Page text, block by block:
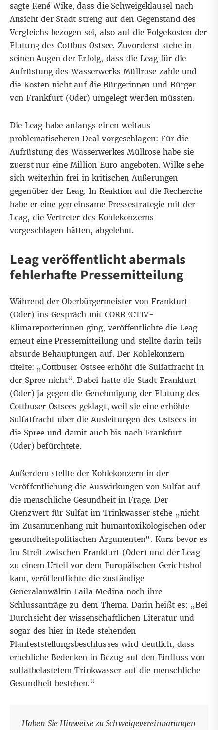
sagte René Wike, dass die Schweigeklausel nach
Ansicht der Stadt streng auf den Gegenstand des
Vergleichs bezogen sei, also auf die Folgekosten der
Flutung des Cottbus Ostsee. Zuvorderst stehe in
seinen Augen der Erfolg, dass die Leag für die
Aufrüstung des Wasserwerks Müllrose zahle und
die Kosten nicht auf die Bürgerinnen und Bürger
von Frankfurt (Oder) umgelegt werden müssten.
Die Leag habe anfangs einen weitaus
problematischeren Deal vorgeschlagen: Für die
Aufrüstung des Wasserwerkes Müllrose habe sie
zuerst nur eine Million Euro angeboten. Wilke sehe
sich weiterhin frei in kritischen Äußerungen
gegenüber der Leag. In Reaktion auf die Recherche
habe er eine gemeinsame Pressestrategie mit der
Leag, die Vertreter des Kohlekonzerns
vorgeschlagen hätten, abgelehnt.
Leag veröffentlicht abermals
fehlerhafte Pressemitteilung
Während der Oberbürgermeister von Frankfurt
(Oder) ins Gespräch mit CORRECTIV-
Klimareporterinnen ging, veröffentlichte die Leag
erneut einePressemitteilungund stellte darin teils
absurde Behauptungen auf. Der Kohlekonzern
titelte: „Cottbuser Ostsee erhöht die Sulfatfracht in
der Spree nicht“. Dabei hatte die Stadt Frankfurt
(Oder) ja gegen die Genehmigung der Flutung des
Cottbuser Ostsees geklagt, weil sie eine erhöhte
Sulfatfracht über die Ausleitungen des Ostsees in
die Spree und damit auch bis nach Frankfurt
(Oder) befürchtete.
Außerdem stellte der Kohlekonzern in der
Veröffentlichung die Auswirkungen von Sulfat auf
die menschliche Gesundheit in Frage. Der
Grenzwert für Sulfat im Trinkwasser stehe „nicht
im Zusammenhang mit humantoxikologischen oder
gesundheitspolitischen Argumenten“. Kurz bevor es
im Streit zwischen Frankfurt (Oder) und der Leag
zu einem Urteil vor dem Europäischen Gerichtshof
kam, veröffentlichte die zuständige
Generalanwältin Laila Medina noch ihre
Schlussanträge zu dem Thema. Darin heißt es: „Bei
Durchsicht der wissenschaftlichen Literatur und
sogar des hier in Rede stehenden
Planfeststellungsbeschlusses wird deutlich, dass
erhebliche Bedenken in Bezug auf den Einfluss von
sulfatbelastetem Trinkwasser auf die menschliche
Gesundheit bestehen.“
Haben Sie Hinweise zu Schweigevereinbarungen